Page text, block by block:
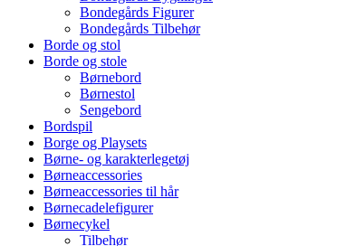
Bondegårds Figurer
Bondegårds Tilbehør
Borde og stol
Borde og stole
Børnebord
Børnestol
Sengebord
Bordspil
Borge og Playsets
Børne- og karakterlegetøj
Børneaccessories
Børneaccessories til hår
Børnecadelefigurer
Børnecykel
Tilbehør